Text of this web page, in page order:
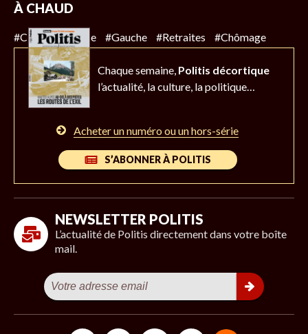
À CHAUD
#Climat #Police #Gauche #Retraites #Chômage
Chaque semaine, Politis décortique
l’actualité, la culture, la politique…
Acheter un numéro ou un hors-série
S’ABONNER À POLITIS
NEWSLETTER POLITIS
L’actualité de Politis directement dans votre boîte
mail.